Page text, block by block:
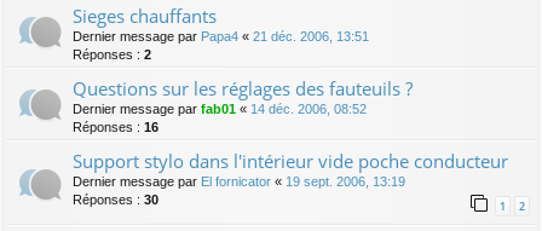
Sieges chauffants
Dernier message par Papa4 « 21 déc. 2006, 13:51
Réponses : 2
Questions sur les réglages des fauteuils ?
Dernier message par fab01 « 14 déc. 2006, 08:52
Réponses : 16
Support stylo dans l'intérieur vide poche conducteur
Dernier message par El fornicator « 19 sept. 2006, 13:19
Réponses : 30 1 2